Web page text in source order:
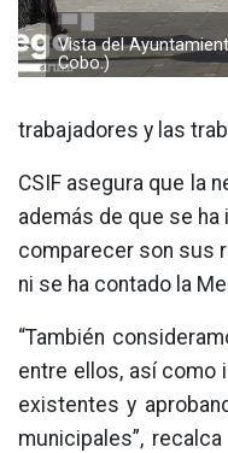
Vista del
Cobo.)
trabajadores y las
CSIF asegura que la
además de que se
comparecer son sus
ni se ha contado la
“También
entre ellos, así como
existentes y
municipales”,